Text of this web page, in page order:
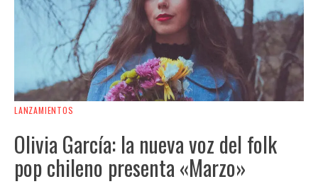
LANZAMIENTOS
Olivia García: la nueva voz del folk
pop chileno presenta «Marzo»